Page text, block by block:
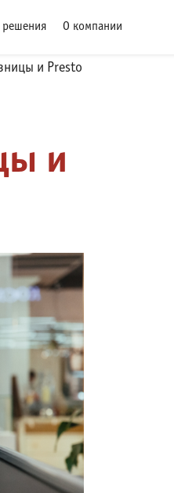
решения О компании
и Presto
и